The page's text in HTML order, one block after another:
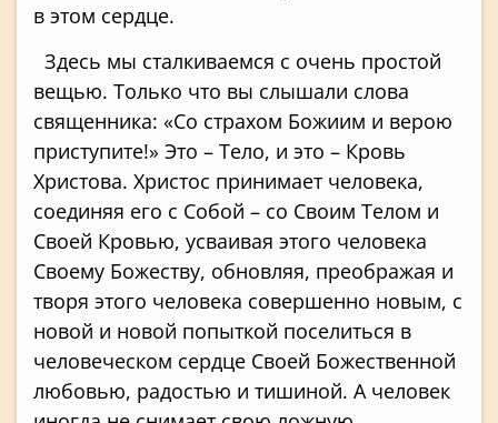
в этом сердце.
Здесь мы сталкиваемся с очень простой
вещью. Только что вы слышали слова
священника: «Со страхом Божиим и верою
приступите!» Это – Тело, и это – Кровь
Христова. Христос принимает человека,
соединяя его с Собой – со Своим Телом и
Своей Кровью, усваивая этого человека
Своему Божеству, обновляя, преображая и
творя этого человека совершенно новым, с
новой и новой попыткой поселиться в
человеческом сердце Своей Божественной
любовью, радостью и тишиной. А человек